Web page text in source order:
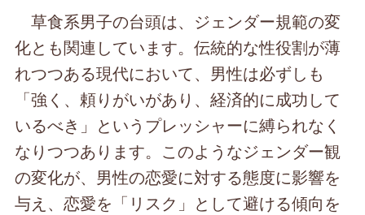
草食系男子の台頭は、ジェンダー規範の変
化とも関連しています。伝統的な性役割が薄
れつつある現代において、男性は必ずしも
「強く、頼りがいがあり、経済的に成功して
いるべき」というプレッシャーに縛られなく
なりつつあります。このようなジェンダー観
の変化が、男性の恋愛に対する態度に影響を
与え、恋愛を「リスク」として避ける傾向を